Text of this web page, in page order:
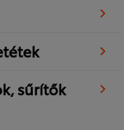
sűrítők